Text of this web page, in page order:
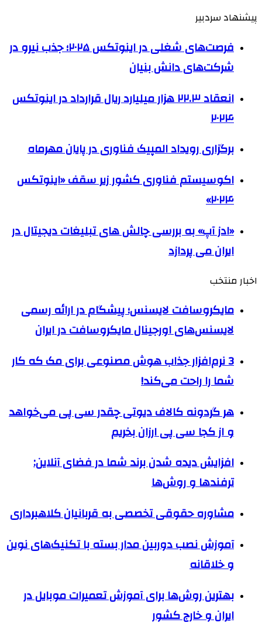
پیشنهاد سردبیر
فرصت‌های شغلی در اینوتکس ۲۰۲۵؛ جذب نیرو در
شرکت‌های دانش بنیان
انعقاد ۲۲.۳ هزار میلیارد ریال قرارداد در اینوتکس
۲۰۲۴
برگزاری رویداد المپیک فناوری در پایان مهرماه
اکوسیستم فناوری کشور زیر سقف «اینوتکس
۲۰۲۴»
«ادز آپ» به بررسی چالش های تبلیغات دیجیتال در
ایران می پردازد
اخبار منتخب
مایکروسافت لایسنس؛ پیشگام در ارائه رسمی
لایسنس‌های اورجینال مایکروسافت در ایران
3 نرم‌افزار جذاب هوش مصنوعی برای مک که کار
شما را راحت‌ می‌کند!
هر گردونه کالاف دیوتی چقدر سی پی می‌خواهد
و از کجا سی پی ارزان بخریم
افزایش دیده شدن برند شما در فضای آنلاین:
ترفندها و روش‌ها
مشاوره حقوقی تخصصی به قربانیان کلاهبرداری
آموزش نصب دوربین مدار بسته با تکنیک‌های نوین
و خلاقانه
بهترین روش‌ها برای آموزش تعمیرات موبایل در
ایران و خارج کشور